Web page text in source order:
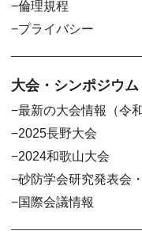
倫理規程
プライバシー
大会・シンポジウム
最新の大会情報（令
2025長野大会
2024和歌山大会
砂防学会研究発表会
国際会議情報